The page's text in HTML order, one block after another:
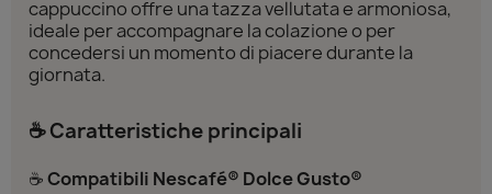
cappuccino offre una tazza vellutata e armoniosa,
ideale per accompagnare la colazione o per
concedersi un momento di piacere durante la
giornata.
☕ Caratteristiche principali
☕Compatibili Nescafé® Dolce Gusto®